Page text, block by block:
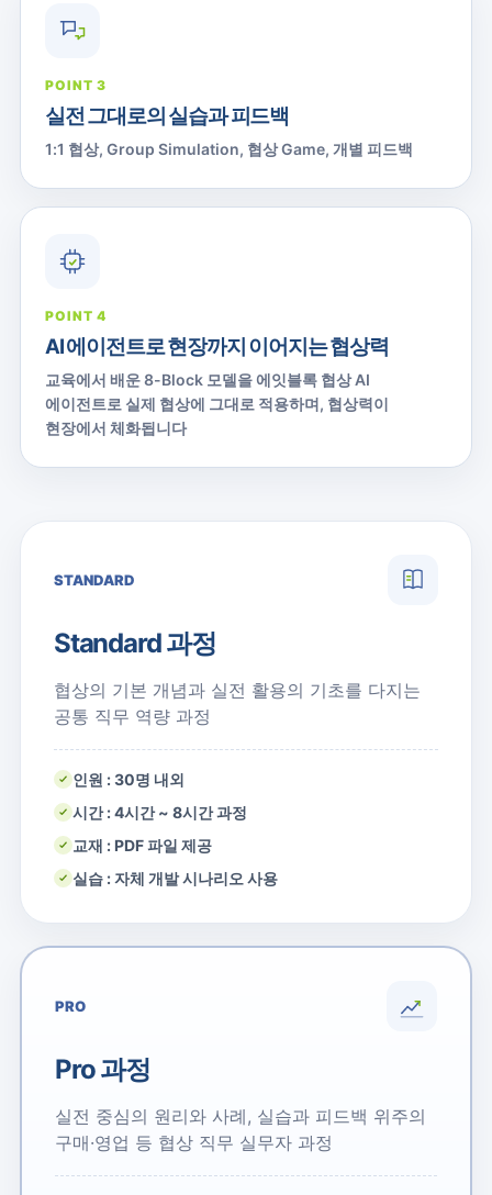
POINT 3
실전 그대로의 실습과 피드백
1:1 협상, Group Simulation, 협상 Game, 개별 피드백
POINT 4
AI 에이전트로 현장까지 이어지는 협상력
교육에서 배운 8-Block 모델을 에잇블록 협상 AI
에이전트로 실제 협상에 그대로 적용하며, 협상력이
현장에서 체화됩니다
STANDARD
Standard 과정
협상의 기본 개념과 실전 활용의 기초를 다지는
공통 직무 역량 과정
인원 : 30명 내외
시간 : 4시간 ~ 8시간 과정
교재 : PDF 파일 제공
실습 : 자체 개발 시나리오 사용
PRO
Pro 과정
실전 중심의 원리와 사례, 실습과 피드백 위주의
구매·영업 등 협상 직무 실무자 과정